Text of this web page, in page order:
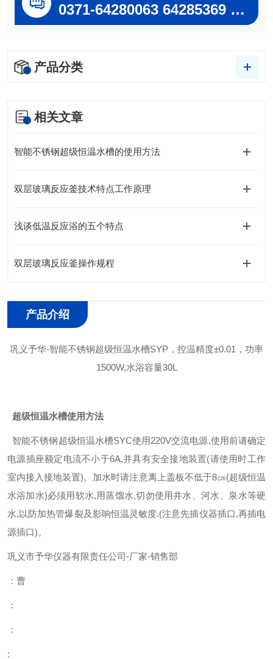
0371-64280063 64285369 64285222
产品分类
相关文章
智能不锈钢超级恒温水槽的使用方法
双层玻璃反应釜技术特点工作原理
浅谈低温反应浴的五个特点
双层玻璃反应釜操作规程
产品介绍
巩义予华-智能不锈钢超级恒温水槽SYP，控温精度±0.01，功率
1500W,水浴容量30L
超级恒温水槽使用方法
智能不锈钢超级恒温水槽SYC使用220V交流电源,使用前请确定
电源插座额定电流不小于6A,并具有安全接地装置(请使用时工作
室内接入接地装置)。加水时请注意离上盖板不低于8㎝(超级恒温
水浴加水)必须用软水,用蒸馏水,切勿使用井水、河水、泉水等硬
水,以防加热管爆裂及影响恒温灵敏度.(注意先插仪器插口,再插电
源插口)。
巩义市予华仪器有限责任公司-厂家-销售部
：曹
：
：
: